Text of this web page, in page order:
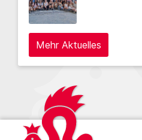
Mehr Aktuelles